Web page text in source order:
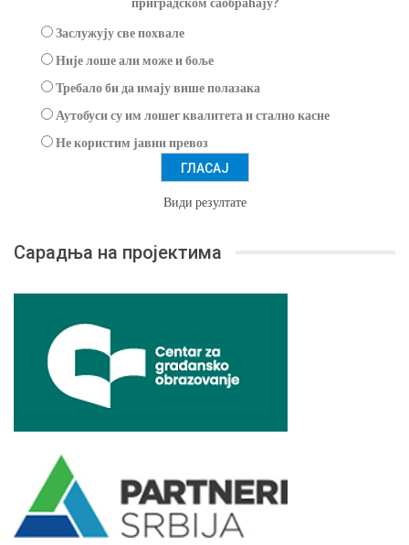
Заслужују све похвале
Није лоше али може и боље
Требало би да имају више полазака
Аутобуси су им лошег квалитета и стално касне
Не користим јавни превоз
Види резултате
Сарадња на пројектима